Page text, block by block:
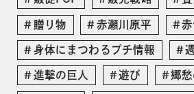
贈り物 赤瀬川原平
身体にまつわるプチ情報
進撃の巨人 遊び 郷